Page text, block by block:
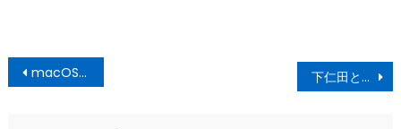
投
稿
macOS Catalina 下仁田とんかつ きよしや食堂